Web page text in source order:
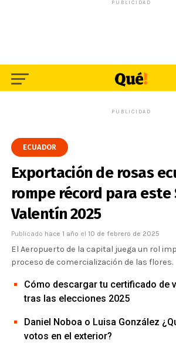
PUBLICIDAD
PUBLICIDAD
ECUADOR
Exportación de rosas
rompe récord para este
Valentín 2025
Publicado hace 1 año el 10 de febrero de 2025
El Aeropuerto de la capital juega un rol
proceso de comercialización de las flores.
Cómo descargar tu certificado de
tras las elecciones 2025
Daniel Noboa o Luisa González
votos en el exterior?